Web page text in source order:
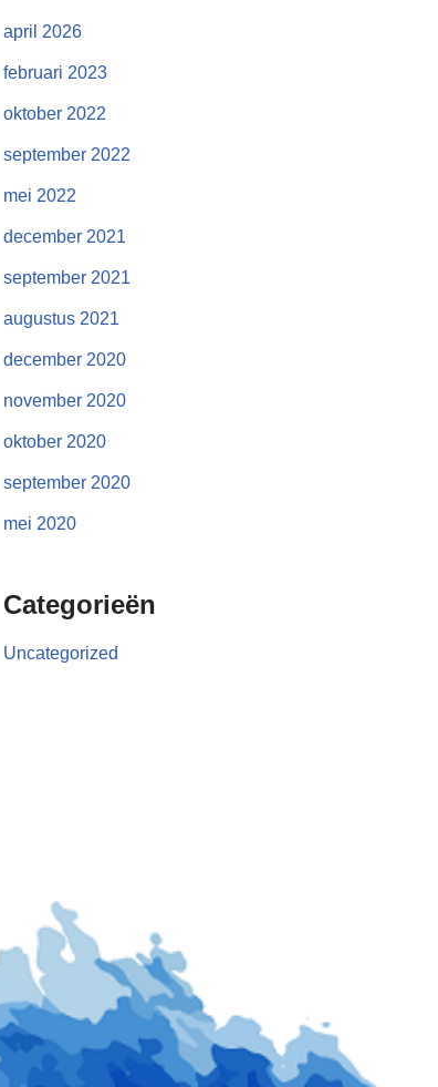
april 2026
februari 2023
oktober 2022
september 2022
mei 2022
december 2021
september 2021
augustus 2021
december 2020
november 2020
oktober 2020
september 2020
mei 2020
Categorieën
Uncategorized